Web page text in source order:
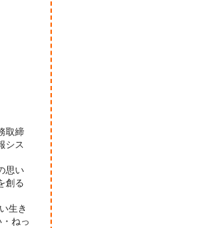
取締
シス
思い
創る
生き
ねっ